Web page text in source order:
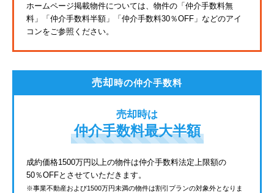
JR鶴見線
東海道新幹線
京成金町線
ホームページ掲載物件については、物件の「仲介手数料無
料」
「仲介手数料半額」「仲介手数料30％OFF」などのアイ
コンをご参照ください。
売却時の仲介手数料
売却時は
仲介手数料最大半額
成約価格1500万円以上の物件は仲介手数料法定上限額の
50％OFFとさせていただきます。
※事業不動産および1500万円未満の物件は割引プランの対象外となりま